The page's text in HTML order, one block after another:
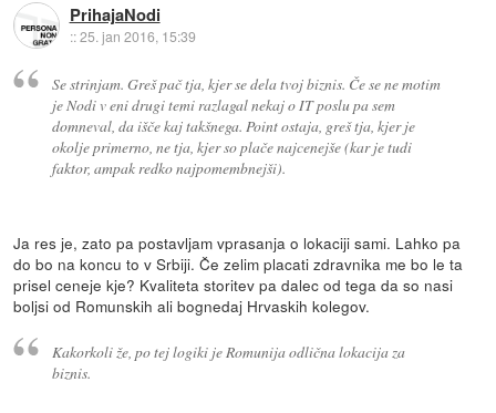
PrihajaNodi
::25. jan 2016, 15:39
Se strinjam. Greš pač tja, kjer se dela tvoj biznis. Če se ne motim
je Nodi v eni drugi temi razlagal nekaj o IT poslu pa sem
domneval, da išče kaj takšnega. Point ostaja, greš tja, kjer je
okolje primerno, ne tja, kjer so plače najcenejše (kar je tudi
faktor, ampak redko najpomembnejši).
Ja res je, zato pa postavljam vprasanja o lokaciji sami. Lahko pa
do bo na koncu to v Srbiji. Če zelim placati zdravnika me bo le ta
prisel ceneje kje? Kvaliteta storitev pa dalec od tega da so nasi
boljsi od Romunskih ali bognedaj Hrvaskih kolegov.
Kakorkoli že, po tej logiki je Romunija odlična lokacija za
biznis.